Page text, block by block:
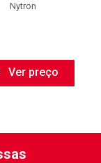
Nytron
Ver preço